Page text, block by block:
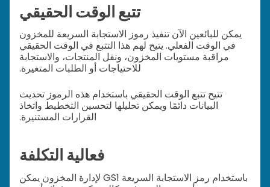
تتبع الوقت الحقيقي
يمكن للبائعين الآن تنفيذ رموز الاستجابة السريعة للمخزون
في الوقت الفعلي. يتيح لهم هذا التتبع في الوقت الحقيقي
مراقبة مستويات المخزون، ونقل المنتجات، والاستجابة
للاحتياجات أو الطلبات المتغيرة.
تتيح تتبع الوقت الحقيقي باستخدام هذه الرموز تحديث
البيانات دائمًا ويمكن تحليلها لتحسين التخطيط واتخاذ
القرارات المستنيرة.
فعالية التكلفة
باستخدام رمز الاستجابة السريعة GS1 لإدارة المخزون يمكن